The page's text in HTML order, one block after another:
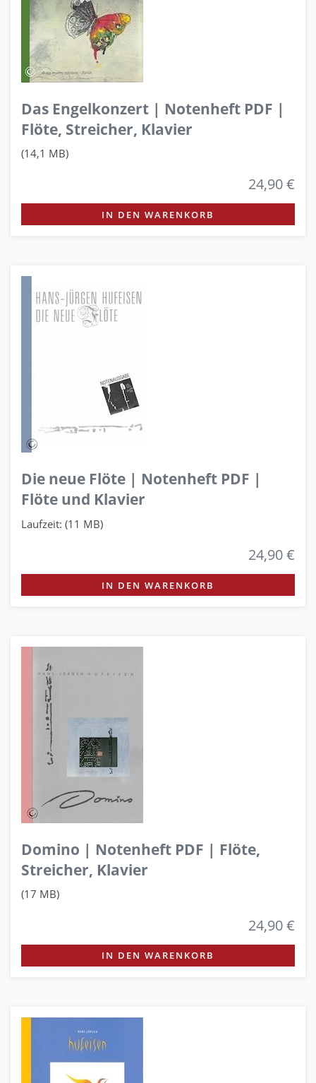
Das Engelkonzert | Notenheft PDF |
Flöte, Streicher, Klavier
(14,1 MB)
24,90 €
IN DEN WARENKORB
Die neue Flöte | Notenheft PDF |
Flöte und Klavier
Laufzeit: (11 MB)
24,90 €
IN DEN WARENKORB
Domino | Notenheft PDF | Flöte,
Streicher, Klavier
(17 MB)
24,90 €
IN DEN WARENKORB